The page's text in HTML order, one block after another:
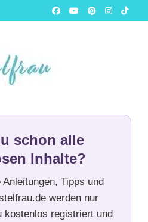
schon alle
Inhalte?
Tipps und
werden nur
kostenlos registriert und